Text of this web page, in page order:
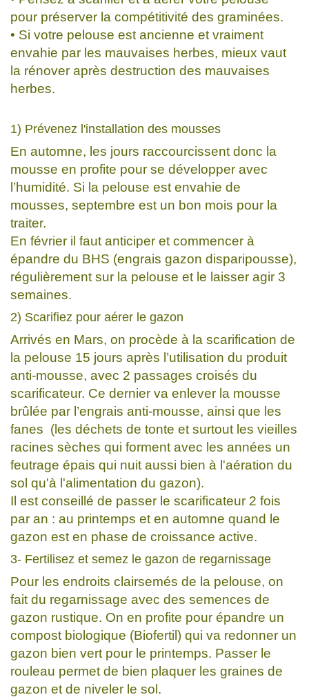
pour préserver la compétitivité des graminées.
• Si votre pelouse est ancienne et vraiment
envahie par les mauvaises herbes, mieux vaut
la rénover après destruction des mauvaises
herbes.
1) Prévenez l'installation des mousses
En automne, les jours raccourcissent donc la
mousse en profite pour se développer avec
l’humidité. Si la pelouse est envahie de
mousses, septembre est un bon mois pour la
traiter.
En février il faut anticiper et commencer à
épandre du BHS (engrais gazon disparipousse),
régulièrement sur la pelouse et le laisser agir 3
semaines.
2) Scarifiez pour aérer le gazon
Arrivés en Mars, on procède à la scarification de
la pelouse 15 jours après l’utilisation du produit
anti-mousse, avec 2 passages croisés du
scarificateur. Ce dernier va enlever la mousse
brûlée par l’engrais anti-mousse, ainsi que les
fanes (les déchets de tonte et surtout les vieilles
racines sèches qui forment avec les années un
feutrage épais qui nuit aussi bien à l'aération du
sol qu'à l'alimentation du gazon).
Il est conseillé de passer le scarificateur 2 fois
par an : au printemps et en automne quand le
gazon est en phase de croissance active.
3- Fertilisez et semez le gazon de regarnissage
Pour les endroits clairsemés de la pelouse, on
fait du regarnissage avec des semences de
gazon rustique. On en profite pour épandre un
compost biologique (Biofertil) qui va redonner un
gazon bien vert pour le printemps. Passer le
rouleau permet de bien plaquer les graines de
gazon et de niveler le sol.